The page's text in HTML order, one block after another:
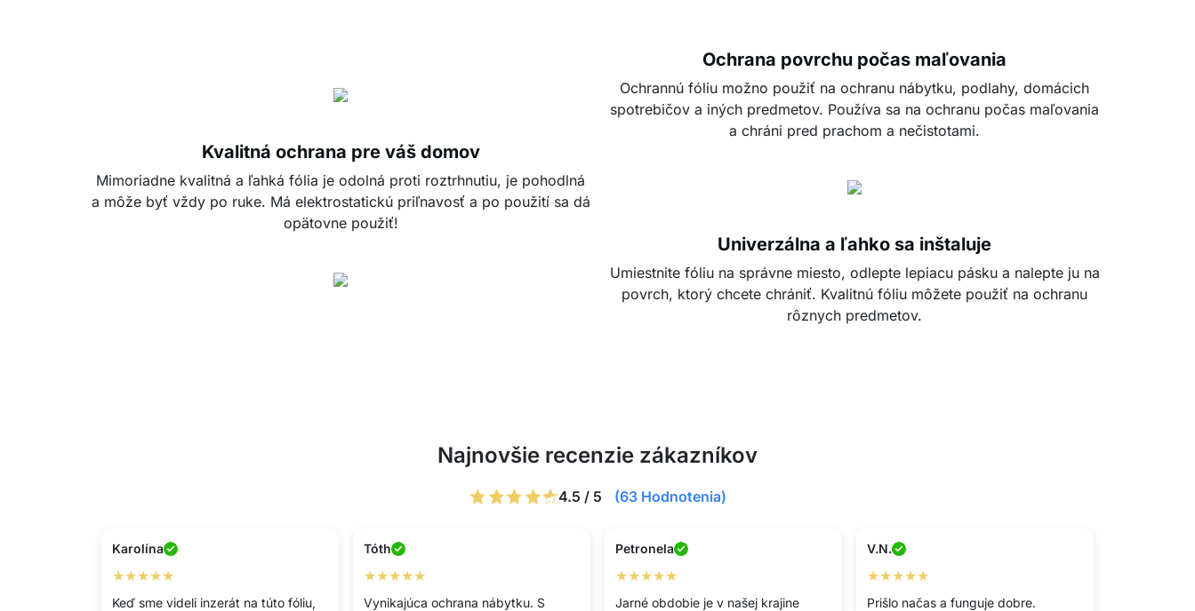
Ochrana povrchu počas maľovania
Ochrannú fóliu možno použiť na ochranu nábytku, podlahy, domácich
spotrebičov a iných predmetov. Používa sa na ochranu počas maľovania
a chráni pred prachom a nečistotami.
Kvalitná ochrana pre váš domov
Mimoriadne kvalitná a ľahká fólia je odolná proti roztrhnutiu, je pohodlná
a môže byť vždy po ruke. Má elektrostatickú priľnavosť a po použití sa dá
opätovne použiť!
Univerzálna a ľahko sa inštaluje
Umiestnite fóliu na správne miesto, odlepte lepiacu pásku a nalepte ju na
povrch, ktorý chcete chrániť. Kvalitnú fóliu môžete použiť na ochranu
rôznych predmetov.
Najnovšie recenzie zákazníkov
4.5 / 5 (63 Hodnotenia)
Karolína
★★★★★
Keď sme videli inzerát na túto fóliu,
Tóth
★★★★★
Vynikajúca ochrana nábytku. S
Petronela
★★★★★
Jarné obdobie je v našej krajine
V.N.
★★★★★
Prišlo načas a funguje dobre.